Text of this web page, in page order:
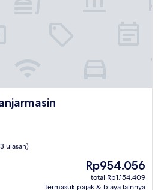
ulasan)
Harga
sekarang
Rp954.056
Rp954.056
total Rp1.154.409
termasuk pajak & biaya lainnya